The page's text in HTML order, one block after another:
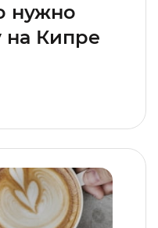
нужно
на Кипре